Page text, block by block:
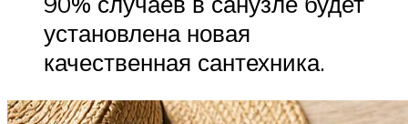
установлена новая
качественная сантехника.